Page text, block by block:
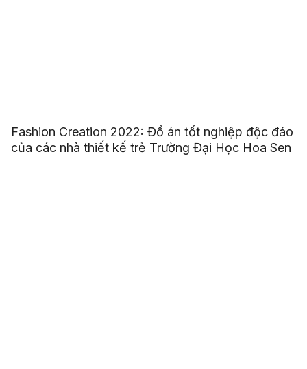
Fashion Creation 2022: Đồ án tốt nghiệp độc đáo
của các nhà thiết kế trẻ Trường Đại Học Hoa Sen